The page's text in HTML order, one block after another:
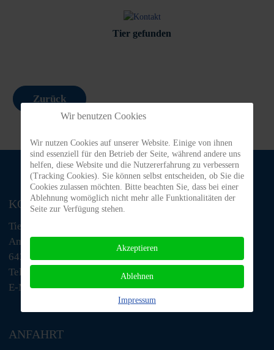
Tier gefunden
Zurück
KONTAKT
Tiere in Not Odenwald e.V.
Am Morsberg 1
64385 Reichelsheim
Telefon: 06063 / 939 848
E-Mail: tino@tiere-in-not-odenwald.de
ANFAHRT
Wir benutzen Cookies
Wir nutzen Cookies auf unserer Website. Einige von ihnen
sind essenziell für den Betrieb der Seite, während andere uns
helfen, diese Website und die Nutzererfahrung zu verbessern
(Tracking Cookies). Sie können selbst entscheiden, ob Sie die
Cookies zulassen möchten. Bitte beachten Sie, dass bei einer
Ablehnung womöglich nicht mehr alle Funktionalitäten der
Seite zur Verfügung stehen.
Akzeptieren
Ablehnen
Impressum